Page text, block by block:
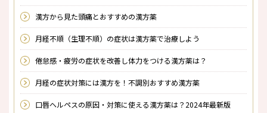
漢方から見た頭痛とおすすめの漢方薬
月経不順（生理不順）の症状は漢方薬で治療しよう
倦怠感・疲労の症状を改善し体力をつける漢方薬は？
月経の症状対策には漢方を！不調別おすすめ漢方薬
口唇ヘルペスの原因・対策に使える漢方薬は？2024年最新版